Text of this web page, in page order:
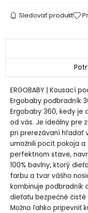
Sledovať produkt
ERGOBABY | Kousací
Ergobaby podbradník
Ergobaby 360, kedy je
od vás. Je ideálny pre
pri prerezávaní hľadať
umožnili pocit pokoja
perfektnom stave,
100% bavlny, ktorý
farbu a tvar vášho
kombinuje podbradník
dieťaťu bezpečné čisté
Možno ľahko pripevniť